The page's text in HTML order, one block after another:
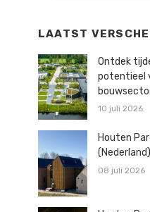
LAATST
Ontdek
potentieel
10 juli 2026
Houten
(Nederland)
08 juli 2026